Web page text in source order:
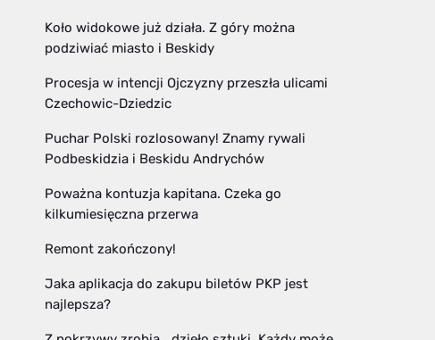
Koło widokowe już działa. Z góry można
podziwiać miasto i Beskidy
Procesja w intencji Ojczyzny przeszła ulicami
Czechowic-Dziedzic
Puchar Polski rozlosowany! Znamy rywali
Podbeskidzia i Beskidu Andrychów
Poważna kontuzja kapitana. Czeka go
kilkumiesięczna przerwa
Remont zakończony!
Jaka aplikacja do zakupu biletów PKP jest
najlepsza?